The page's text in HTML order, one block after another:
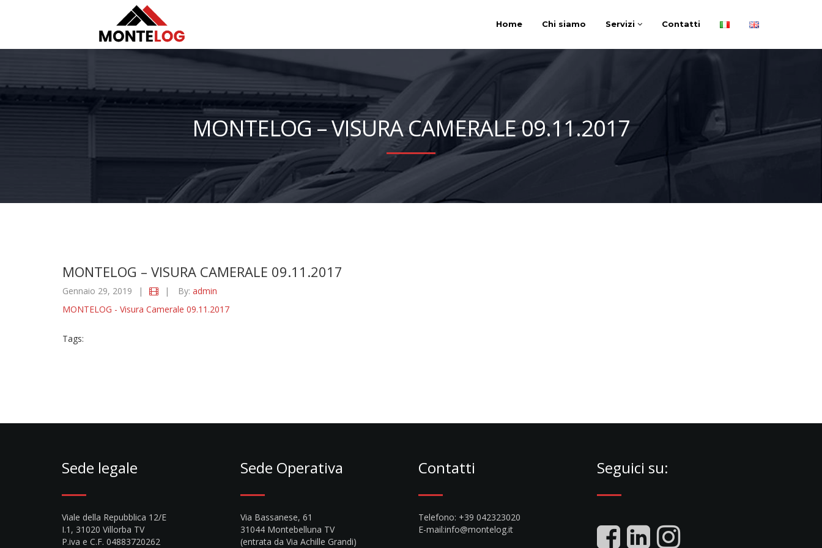
Home Chi siamo Servizi Contatti
MONTELOG – VISURA CAMERALE 09.11.2017
MONTELOG – VISURA CAMERALE 09.11.2017
Gennaio 29, 2019 | | By: admin
MONTELOG - Visura Camerale 09.11.2017
Tags:
Sede legale
Viale della Repubblica 12/E
I.1, 31020 Villorba TV
P.iva e C.F. 04883720262
Sede Operativa
Via Bassanese, 61
31044 Montebelluna TV
(entrata da Via Achille Grandi)
Contatti
Telefono: +39 042323020
E-mail:info@montelog.it
Seguici su: